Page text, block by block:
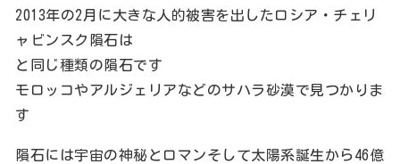
2013年の2月に大きな人的被害を出したロシア・チェリ
ャビンスク隕石は
と同じ種類の隕石です
モロッコやアルジェリアなどのサハラ砂漠で見つかりま
す
隕石には宇宙の神秘とロマンそして太陽系誕生から46億